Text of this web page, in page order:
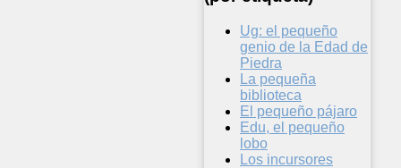
Ug: el pequeño
genio de la Edad de
Piedra
La pequeña
biblioteca
El pequeño pájaro
Edu, el pequeño
lobo
Los incursores